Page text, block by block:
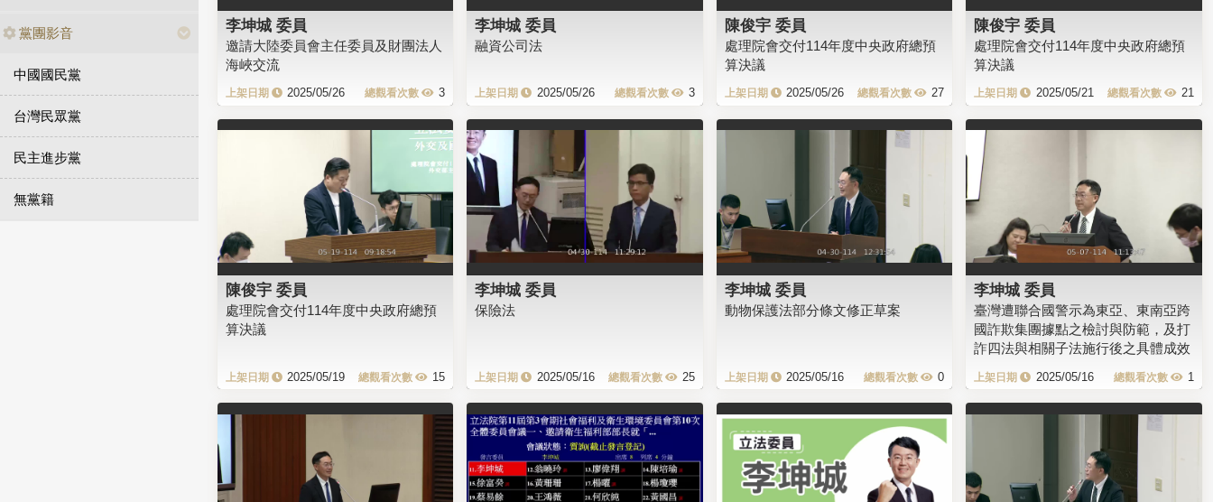
黨團影音
中國國民黨
台灣民眾黨
民主進步黨
無黨籍
李坤城 委員
邀請大陸委員會主任委員及財團法人
海峽交流
2025/05/26 3
李坤城 委員
融資公司法
2025/05/26 3
陳俊宇 委員
處理院會交付114年度中央政府總預
算決議
2025/05/26 27
陳俊宇 委員
處理院會交付114年度中央政府總預
算決議
2025/05/21 21
陳俊宇 委員
處理院會交付114年度中央政府總預
算決議
2025/05/19 15
李坤城 委員
保險法
2025/05/16 25
李坤城 委員
動物保護法部分條文修正草案
2025/05/16 0
李坤城 委員
臺灣遭聯合國警示為東亞、東南亞跨
國詐欺集團據點之檢討與防範，及打
詐四法與相關子法施行後之具體成效
2025/05/16 1